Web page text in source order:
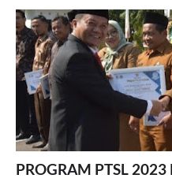
PROGRAM PTSL